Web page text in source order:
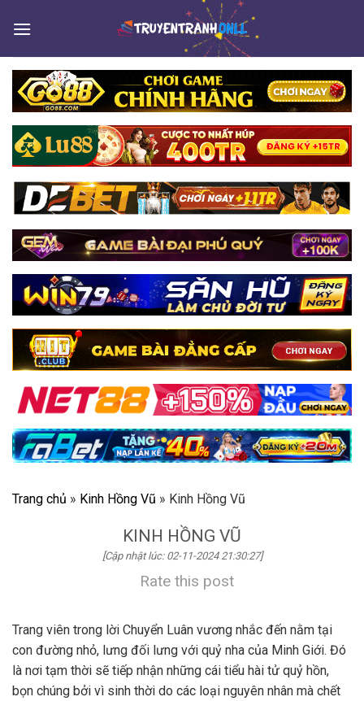
Trang chủ » Kinh Hồng Vũ » Kinh Hồng Vũ
KINH HỒNG VŨ
[Cập nhật lúc: 02-11-2024 21:30:27]
Rate this post
Trang viên trong lời Chuyển Luân vương nhắc đến nằm tại
con đường nhỏ, lưng đối lưng với quỷ nha của Minh Giới. Đó
là nơi tạm thời sẽ tiếp nhận những cái tiểu hài tử quỷ hồn,
bọn chúng bởi vì sinh thời do các loại nguyên nhân mà chết